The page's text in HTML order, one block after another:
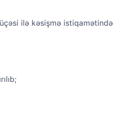
ilə kəsişmə istiqamətində